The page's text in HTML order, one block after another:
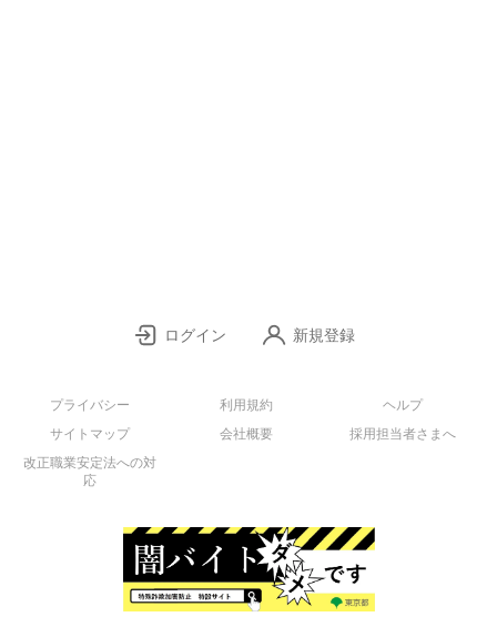
ログイン 新規登録
プライバシー 利用規約
ヘルプ
サイトマップ
会社概要
採用担当者さまへ
改正職業安定法への対
応